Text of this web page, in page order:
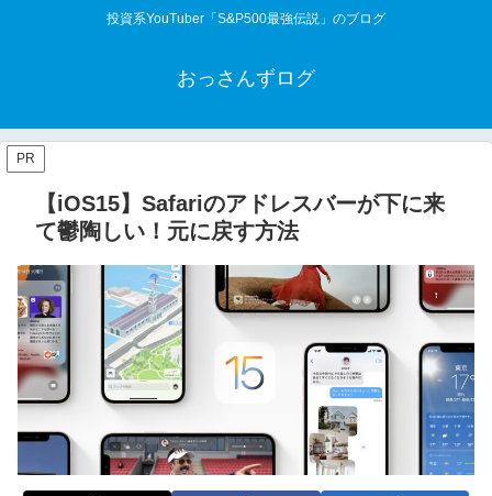
投資系YouTuber「S&P500最強伝説」のブログ
おっさんずログ
PR
【iOS15】Safariのアドレスバーが下に来
て鬱陶しい！元に戻す方法